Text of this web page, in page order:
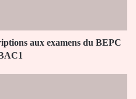
aux examens du BEPC